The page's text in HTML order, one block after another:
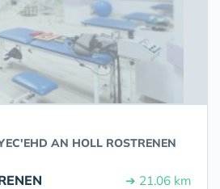
AN HOLL ROSTRENEN
➔ 21.06 km